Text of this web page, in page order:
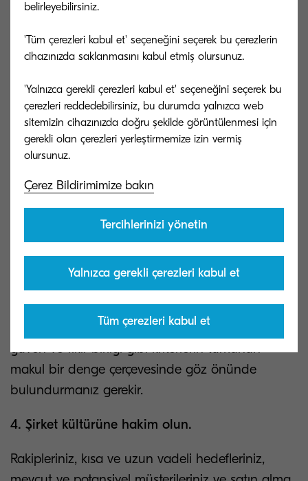
aradıkları, mevcut müşterilerinizin bir üreticiye
duydukları sadakatin hangi faktörlere bağlı
olduğu gibi çok değerli bilgiler sağlar.
3. Efektif bir satın alma politikası izleyin.
Dijital yol haritalarını çizerken planlama,
araştırma, teknik destek, entegrasyon gibi
aşamalarda dış kaynaklardan hizmet satın almayı
tercih eden işletmeler kimi noktalarda
duraklamalarla karşılaşabilirler. Dijitalleşme
süreci gibi geniş çaplı süreçler söz konusu
olduğunda zaman zaman bu tarz duraklamaların
meydana gelmesi normaldir. Bu nedenle etkili
bir dijital dönüşüm politikası oluşturmanızda size
destek olacak dış kaynaklara ve bunlara ayrılacak
bütçelere karar verirken tecrübe, uzman görüşleri,
güven ve fikir birliği gibi kriterlerin tümünün
makul bir denge çerçevesinde göz önünde
bulundurmanız gerekir.
4. Şirket kültürüne hakim olun.
Rakipleriniz, kısa ve uzun vadeli hedefleriniz,
belirleyebilirsiniz.
'Tüm çerezleri kabul et' seçeneğini seçerek bu çerezlerin
cihazınızda saklanmasını kabul etmiş olursunuz.
'Yalnızca gerekli çerezleri kabul et' seçeneğini seçerek bu
çerezleri reddedebilirsiniz, bu durumda yalnızca web
sitemizin cihazınızda doğru şekilde görüntülenmesi için
gerekli olan çerezleri yerleştirmemize izin vermiş
Çerez Bildirimimize bakın
Tercihlerinizi yönetin
Yalnızca gerekli çerezleri kabul et
Tüm çerezleri kabul et